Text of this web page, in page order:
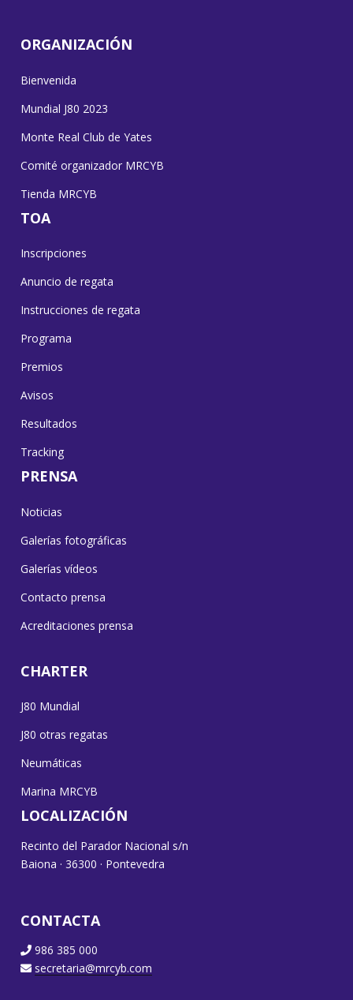
ORGANIZACIÓN
Bienvenida
Mundial J80 2023
Monte Real Club de Yates
Comité organizador MRCYB
Tienda MRCYB
TOA
Inscripciones
Anuncio de regata
Instrucciones de regata
Programa
Premios
Avisos
Resultados
Tracking
PRENSA
Noticias
Galerías fotográficas
Galerías vídeos
Contacto prensa
Acreditaciones prensa
CHARTER
J80 Mundial
J80 otras regatas
Neumáticas
Marina MRCYB
LOCALIZACIÓN
Recinto del Parador Nacional s/n
Baiona · 36300 · Pontevedra
CONTACTA
986 385 000
secretaria@mrcyb.com